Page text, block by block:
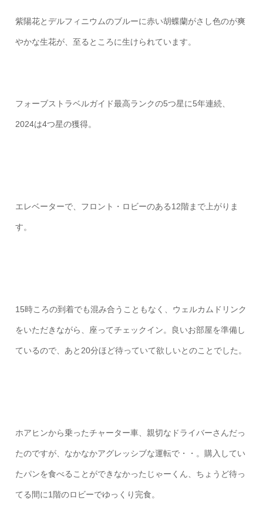
紫陽花とデルフィニウムのブルーに赤い胡蝶蘭がさし色のが爽
やかな生花が、至るところに生けられています。
フォーブストラベルガイド最高ランクの5つ星に5年連続、
2024は4つ星の獲得。
エレベーターで、フロント・ロビーのある12階まで上がりま
す。
15時ころの到着でも混み合うこともなく、ウェルカムドリンク
をいただきながら、座ってチェックイン。良いお部屋を準備し
ているので、あと20分ほど待っていて欲しいとのことでした。
ホアヒンから乗ったチャーター車、親切なドライバーさんだっ
たのですが、なかなかアグレッシブな運転で・・。購入してい
たパンを食べることができなかったじゃーくん、ちょうど待っ
てる間に1階のロビーでゆっくり完食。